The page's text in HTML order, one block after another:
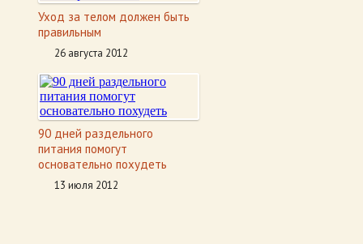
Уход за телом должен быть
правильным
26 августа 2012
90 дней раздельного
питания помогут
основательно похудеть
13 июля 2012